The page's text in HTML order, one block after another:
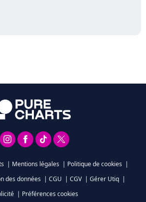
| Mentions légales | Politique de cookies |
des données | CGU | CGV | Gérer Utiq |
| Préférences cookies